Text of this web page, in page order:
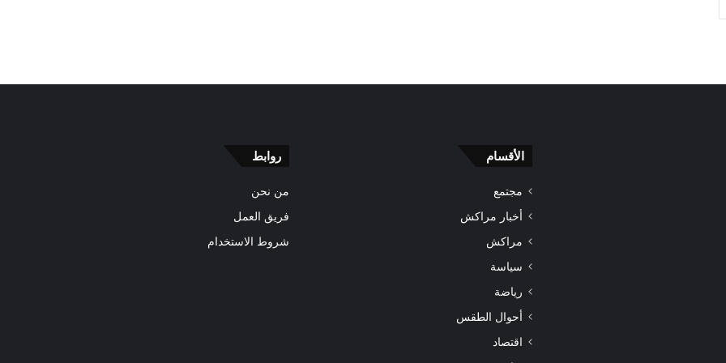
الأقسام
مجتمع
أخبار مراكش
مراكش
سياسة
رياضة
أحوال الطقس
اقتصاد
روابط
من نحن
فريق العمل
شروط الاستخدام